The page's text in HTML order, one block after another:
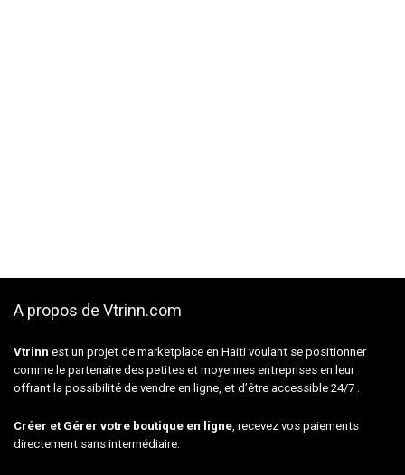
A propos de Vtrinn.com
Vtrinn est un projet de marketplace en Haiti voulant se positionner
comme le partenaire des petites et moyennes entreprises en leur
offrant la possibilité de vendre en ligne, et d’être accessible 24/7 .
Créer et Gérer votre boutique en ligne , recevez vos paiements
directement sans intermédiaire.